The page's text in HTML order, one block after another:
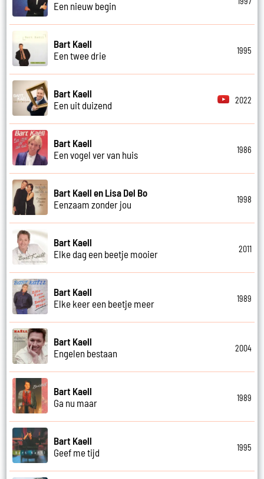
Een nieuw begin
Bart Kaell
Een twee drie
1995
Bart Kaell
Een uit duizend
2022
Bart Kaell
Een vogel ver van huis
1986
Bart Kaell en Lisa Del Bo
Eenzaam zonder jou
1998
Bart Kaell
Elke dag een beetje mooier
2011
Bart Kaell
Elke keer een beetje meer
1989
Bart Kaell
Engelen bestaan
2004
Bart Kaell
Ga nu maar
1989
Bart Kaell
Geef me tijd
1995